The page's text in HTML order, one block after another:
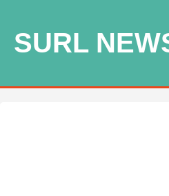
SURL